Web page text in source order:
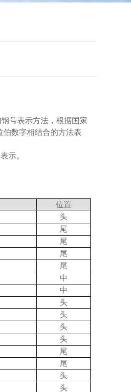
号表示方法，根据国家
伯数字相结合的方法表
示。
位置
头
尾
尾
尾
尾
中
中
头
头
头
头
尾
尾
头
头